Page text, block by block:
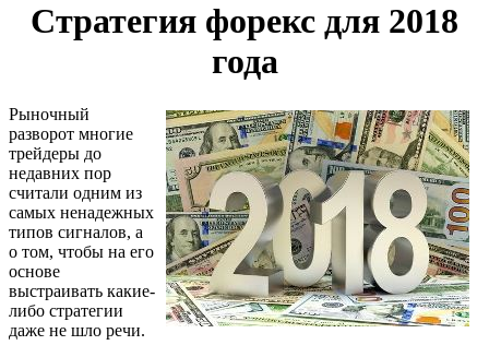
Стратегия форекс для 2018
года
Рыночный
разворот многие
трейдеры до
недавних пор
считали одним из
самых ненадежных
типов сигналов, а
о том, чтобы на его
основе
выстраивать какие-
либо стратегии
даже не шло речи.